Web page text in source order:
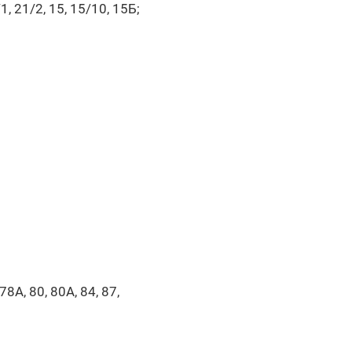
21/2, 15, 15/10, 15Б;
80, 80А, 84, 87,